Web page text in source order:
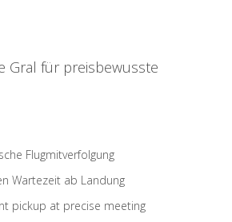
Gral für preisbewusste
Flugmitverfolgung
Wartezeit ab Landung
pickup at precise meeting